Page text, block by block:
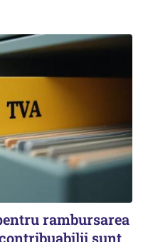
rambursarea
sunt